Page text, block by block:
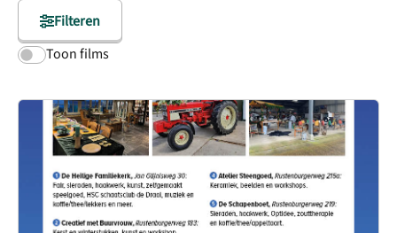
Filteren
Toon films